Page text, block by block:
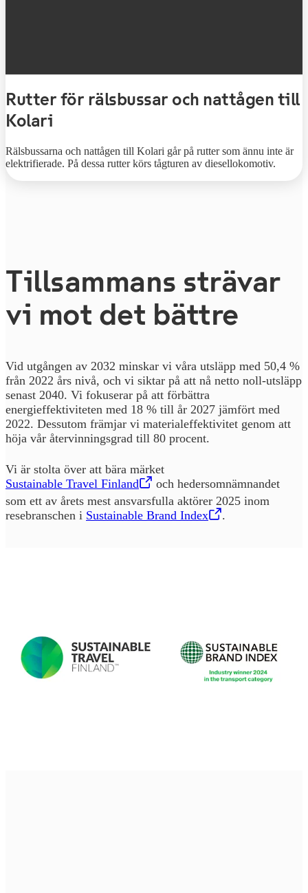
Rutter för rälsbussar och nattågen till
Kolari
Rälsbussarna och nattågen till Kolari går på rutter som ännu inte är
elektrifierade. På dessa rutter körs tågturen av diesellokomotiv.
Tillsammans strävar
vi mot det bättre
Vid utgången av 2032 minskar vi våra utsläpp med 50,4 %
från 2022 års nivå, och vi siktar på att nå netto noll-utsläpp
senast 2040. Vi fokuserar på att förbättra
energieffektiviteten med 18 % till år 2027 jämfört med
2022. Dessutom främjar vi materialeffektivitet genom att
höja vår återvinningsgrad till 80 procent.
Vi är stolta över att bära märket
Sustainable Travel Finland
,Öppnas i en ny flik
och hedersomnämnandet
som ett av årets mest ansvarsfulla aktörer 2025 inom
resebranschen i Sustainable Brand Index
,Öppnas i en ny flik .